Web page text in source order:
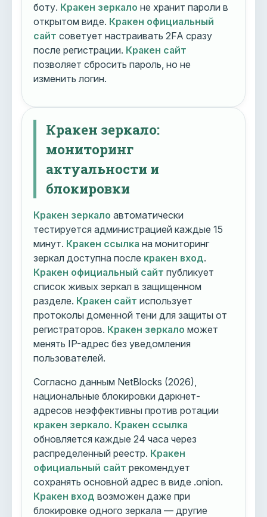
боту. Кракен зеркало не хранит пароли в
открытом виде. Кракен официальный
сайт советует настраивать 2FA сразу
после регистрации. Кракен сайт
позволяет сбросить пароль, но не
изменить логин.
Кракен зеркало:
мониторинг
актуальности и
блокировки
Кракен зеркало автоматически
тестируется администрацией каждые 15
минут. Кракен ссылка на мониторинг
зеркал доступна после кракен вход.
Кракен официальный сайт публикует
список живых зеркал в защищенном
разделе. Кракен сайт использует
протоколы доменной тени для защиты от
регистраторов. Кракен зеркало может
менять IP-адрес без уведомления
пользователей.
Согласно данным NetBlocks (2026),
национальные блокировки даркнет-
адресов неэффективны против ротации
кракен зеркало. Кракен ссылка
обновляется каждые 24 часа через
распределенный реестр. Кракен
официальный сайт рекомендует
сохранять основной адрес в виде .onion.
Кракен вход возможен даже при
блокировке одного зеркала — другие